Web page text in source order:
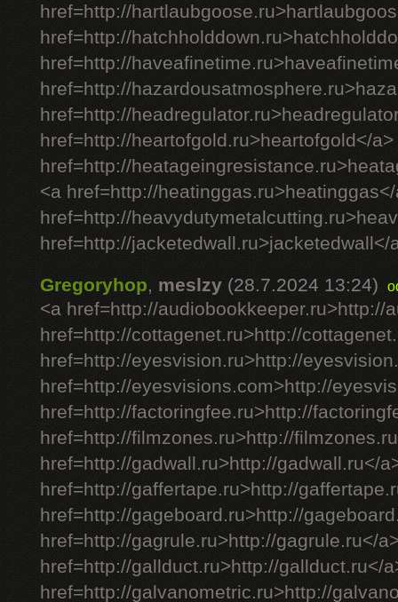
href=http://
href=http://
href=http://
href=http://
href=http://
href=http://heartofgold.ru>heartofgold</a>
href=http://
<a href=http://
href=http://
href=http://jacketedwall.ru>jacketedwall</
Gregoryhop, meslzy (28.7.2024 13:24)
<a href=http://audiobookkeeper.ru>http://
href=http://cottagenet.ru>http://
href=http://eyesvision.ru>http://
href=http://eyesvisions.com>http://
href=http://factoringfee.ru>http://
href=http://filmzones.ru>http://
href=http://gadwall.ru>http://gadwall.ru</
href=http://gaffertape.ru>http://
href=http://gageboard.ru>http://
href=http://gagrule.ru>http://gagrule.ru</
href=http://gallduct.ru>http://gallduct.ru</
href=http://galvanometric.ru>http://